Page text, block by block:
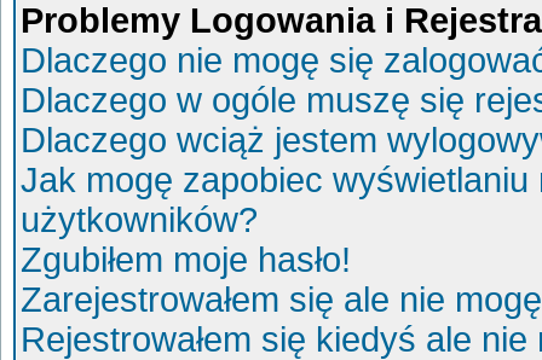
Problemy Logowania i
Dlaczego nie mogę się
Dlaczego w ogóle muszę się
Dlaczego wciąż jestem
Jak mogę zapobiec
użytkowników?
Zgubiłem moje hasło!
Zarejestrowałem się ale nie
Rejestrowałem się kiedyś ale